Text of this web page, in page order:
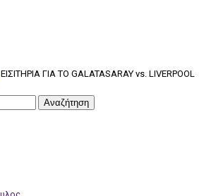
ΕΙΣΙΤΗΡΙΑ ΓΙΑ ΤΟ GALATASARAY vs. LIVERPOOL